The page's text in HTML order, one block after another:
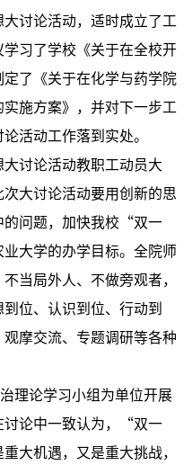
讨论活动，适时成立了工
习了学校《关于在全校开
了《关于在化学与药学院
施方案》，并对下一步工
活动工作落到实处。
讨论活动教职工动员大
大讨论活动要用创新的思
的问题，加快我校“双一
大学的办学目标。全院师
当局外人、不做旁观者，
位、认识到位、行动到
摩交流、专题调研等各种
论学习小组为单位开展
讨论中一致认为，“双一
大机遇，又是重大挑战，